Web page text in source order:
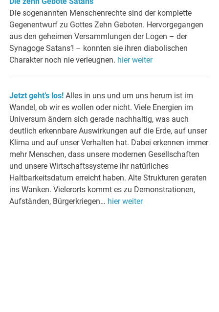
Die sogenannten Menschenrechte sind der komplette
Gegenentwurf zu Gottes Zehn Geboten. Hervorgegangen
aus den geheimen Versammlungen der Logen – der
Synagoge Satans’! – konnten sie ihren diabolischen
Charakter noch nie verleugnen. hier weiter
Jetzt geht’s los! Alles in uns und um uns herum ist im
Wandel, ob wir es wollen oder nicht. Viele Energien im
Universum ändern sich gerade nachhaltig, was auch
deutlich erkennbare Auswirkungen auf die Erde, auf unser
Klima und auf unser Verhalten hat. Dabei erkennen immer
mehr Menschen, dass unsere modernen Gesellschaften
und unsere Wirtschaftssysteme ihr natürliches
Haltbarkeitsdatum erreicht haben. Alte Strukturen geraten
ins Wanken. Vielerorts kommt es zu Demonstrationen,
Aufständen, Bürgerkriegen… hier weiter